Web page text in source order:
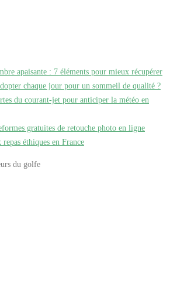
apaisante : 7 éléments pour mieux récupérer
chaque jour pour un sommeil de qualité ?
du courant-jet pour anticiper la météo en
gratuites de retouche photo en ligne
éthiques en France
du golfe